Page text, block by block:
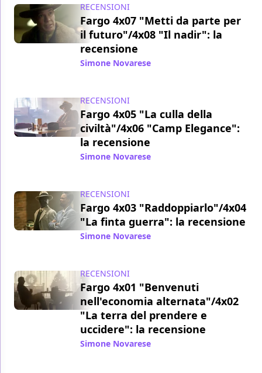
RECENSIONI
Fargo 4x07 "Metti da parte per
il futuro"/4x08 "Il nadir": la
recensione
Simone Novarese
RECENSIONI
Fargo 4x05 "La culla della
civiltà"/4x06 "Camp Elegance":
la recensione
Simone Novarese
RECENSIONI
Fargo 4x03 "Raddoppiarlo"/4x04
"La finta guerra": la recensione
Simone Novarese
RECENSIONI
Fargo 4x01 "Benvenuti
nell'economia alternata"/4x02
"La terra del prendere e
uccidere": la recensione
Simone Novarese